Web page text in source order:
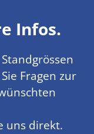
Infos.
Fragen zur
uns direkt.